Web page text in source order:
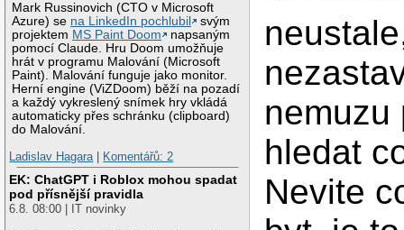
Mark Russinovich (CTO v Microsoft
Azure) se na LinkedIn pochlubil
svým
projektem MS Paint Doom
napsaným
pomocí Claude. Hru Doom umožňuje
hrát v programu Malování (Microsoft
Paint). Malování funguje jako monitor.
Herní engine (ViZDoom) běží na pozadí
a každý vykreslený snímek hry vkládá
automaticky přes schránku (clipboard)
do Malování.
Ladislav Hagara
Komentářů: 2
EK: ChatGPT i Roblox mohou spadat
pod přísnější pravidla
6.8. 08:00 | IT novinky
nemuzu
hledat
Nevite